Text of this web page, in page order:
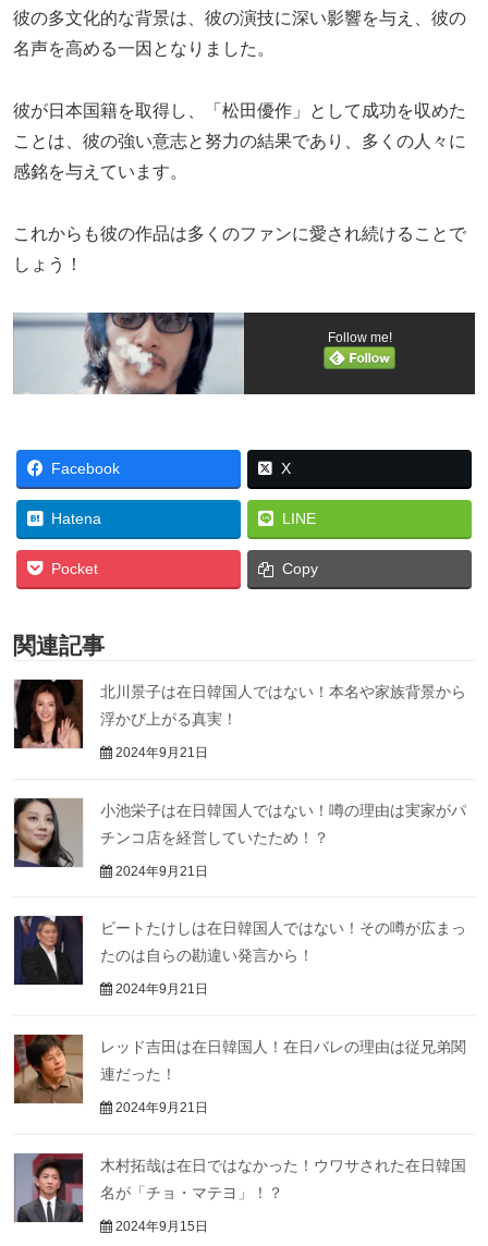
彼の多文化的な背景は、彼の演技に深い影響を与え、彼の
名声を高める一因となりました。
彼が日本国籍を取得し、「松田優作」として成功を収めた
ことは、彼の強い意志と努力の結果であり、多くの人々に
感銘を与えています。
これからも彼の作品は多くのファンに愛され続けることで
しょう！
Follow me!
Facebook X
Hatena LINE
Pocket Copy
関連記事
北川景子は在日韓国人ではない！本名や家族背景から
浮かび上がる真実！
2024年9月21日
小池栄子は在日韓国人ではない！噂の理由は実家がパ
チンコ店を経営していたため！？
2024年9月21日
ビートたけしは在日韓国人ではない！その噂が広まっ
たのは自らの勘違い発言から！
2024年9月21日
レッド吉田は在日韓国人！在日バレの理由は従兄弟関
連だった！
2024年9月21日
木村拓哉は在日ではなかった！ウワサされた在日韓国
名が「チョ・マテヨ」！？
2024年9月15日